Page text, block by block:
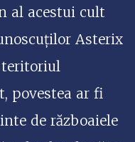
al acestui cult
Asterix
teritoriul
povestea ar fi
de războaiele